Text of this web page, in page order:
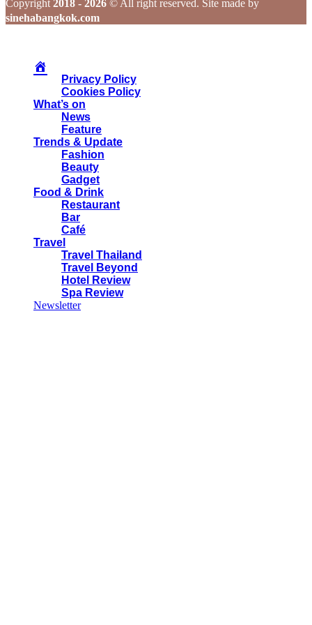
Copyright 2018 - 2026 © All right reserved. Site made by
sinehabangkok.com
Privacy Policy
Cookies Policy
What’s on
News
Feature
Trends & Update
Fashion
Beauty
Gadget
Food & Drink
Restaurant
Bar
Café
Travel
Travel Thailand
Travel Beyond
Hotel Review
Spa Review
Newsletter